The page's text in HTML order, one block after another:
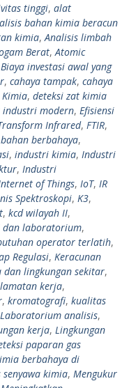
tinggi, alat
bahan kimia beracun
kimia, Analisis limbah
Berat, Atomic
Biaya investasi awal yang
, cahaya tampak, cahaya
Kimia, deteksi zat kimia
industri modern, Efisiensi
Infrared, FTIR,
berbahaya,
, industri kimia, Industri
, Industri
of Things, IoT, IR
Spektroskopi, K3,
, kcd wilayah II,
dan laboratorium,
operator terlatih,
Regulasi, Keracunan
dan lingkungan sekitar,
kerja,
, kromatografi, kualitas
Laboratorium analisis,
kerja, Lingkungan
paparan gas
berbahaya di
kimia, Mengukur